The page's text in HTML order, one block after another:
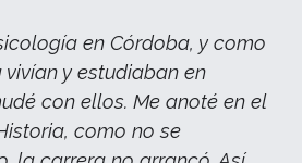
en Córdoba, y como
y estudiaban en
con ellos. Me anoté en el
como no se